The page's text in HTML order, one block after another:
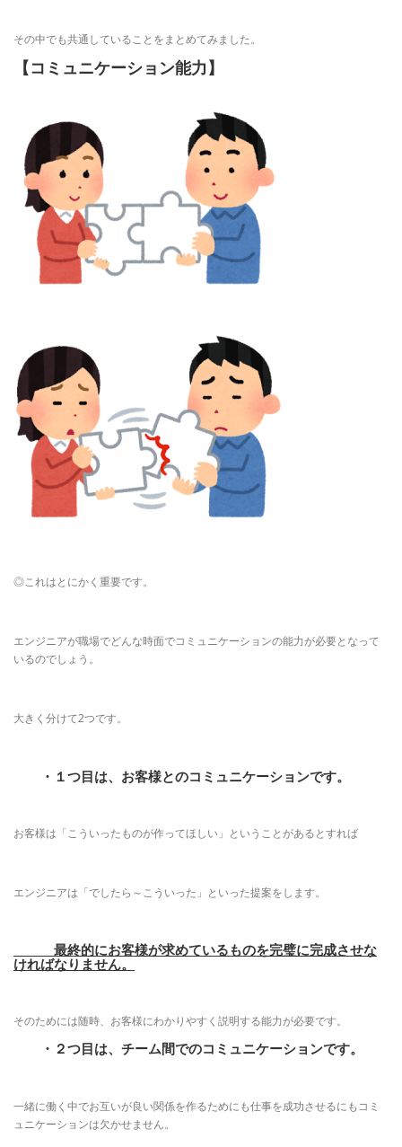
その中でも共通していることをまとめてみました。
【コミュニケーション能力】
◎これはとにかく重要です。
エンジニアが職場でどんな時面でコミュニケーションの能力が必要となって
いるのでしょう。
大きく分けて2つです。
・１つ目は、お客様とのコミュニケーションです。
お客様は「こういったものが作ってほしい」ということがあるとすれば
エンジニアは「でしたら～こういった」といった提案をします。
最終的にお客様が求めているものを完璧に完成させな
ければなりません。
そのためには随時、お客様にわかりやすく説明する能力が必要です。
・２つ目は、チーム間でのコミュニケーションです。
一緒に働く中でお互いが良い関係を作るためにも仕事を成功させるにもコミ
ュニケーションは欠かせません。